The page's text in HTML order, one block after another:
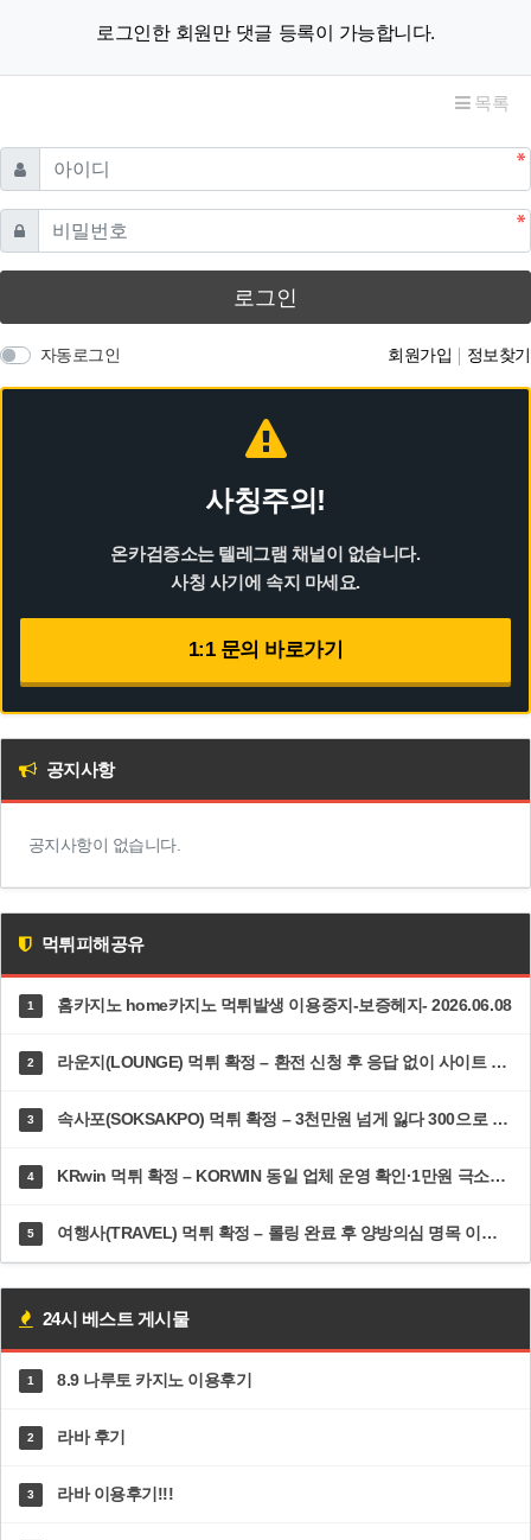
로그인한 회원만 댓글 등록이 가능합니다.
목록
아이디 필수
비밀번호필수
로그인
자동로그인 회원가입 정보찾기
사칭주의!
온카검증소는 텔레그램 채널이 없습니다.
사칭 사기에 속지 마세요.
1:1 문의 바로가기
공지사항
공지사항이 없습니다.
먹튀피해공유
1 홈카지노 home카지노 먹튀발생 이용중지-보증헤지- 2026.06.08
2 라운지(LOUNGE) 먹튀 확정 – 환전 신청 후 응답 없이 사이트 접속 차단·고객센터 두절 | dp-ys.com
3 속사포(SOKSAKPO) 먹튀 확정 – 3천만원 넘게 잃다 300으로 5100 만든 순간 즉시 차단·총판까지 한패 | 속사포주소.com
4 KRwin 먹튀 확정 – KORWIN 동일 업체 운영 확인·1만원 극소액도 환전 거부 | 12krwin.com
5 여행사(TRAVEL) 먹튀 확정 – 롤링 완료 후 양방의심 명목 이틀 방치·추가 롤링 300% 강요 | dal82.com
24시 베스트 게시물
1 8.9 나루토 카지노 이용후기
2 라바 후기
3 라바 이용후기!!!